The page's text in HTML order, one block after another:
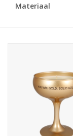
Huisparfums
Materiaal